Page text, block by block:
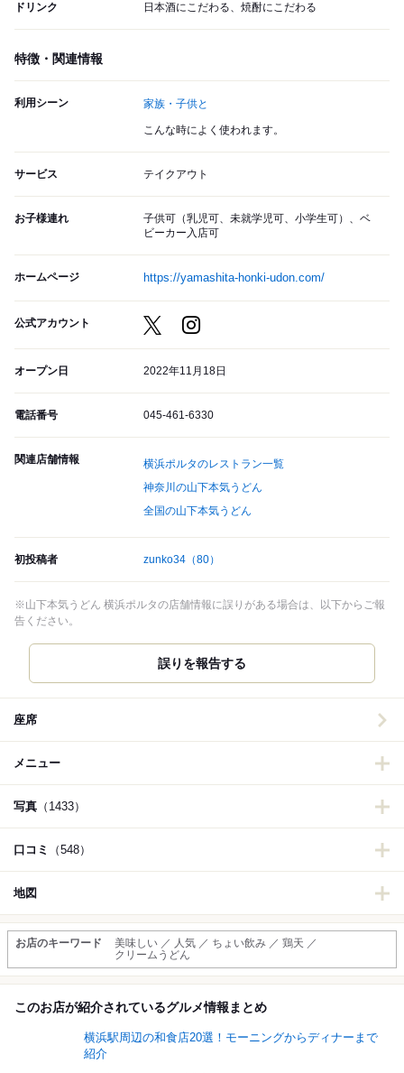
ドリンク 日本酒にこだわる、焼酎にこだわる
特徴・関連情報
利用シーン 家族・子供と
こんな時によく使われます。
サービス テイクアウト
お子様連れ
子供可（乳児可、未就学児可、小学生可）、ベ
ビーカー入店可
ホームページ https://yamashita-honki-udon.com/
公式アカウント
オープン日 2022年11月18日
電話番号 045-461-6330
関連店舗情報
横浜ポルタのレストラン一覧
神奈川の山下本気うどん
全国の山下本気うどん
初投稿者 zunko34 （80）
※山下本気うどん 横浜ポルタの店舗情報に誤りがある場合は、以下からご報
告ください。
誤りを報告する
座席
メニュー
写真 （1433）
口コミ （548）
地図
お店のキーワード
美味しい ／ 人気 ／ ちょい飲み ／ 鶏天 ／
クリームうどん
このお店が紹介されているグルメ情報まとめ
横浜駅周辺の和食店20選！モーニングからディナーまで
紹介